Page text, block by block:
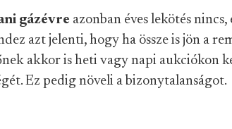
gázévre azonban éves lekötés
azt jelenti, hogy ha össze is jön a
akkor is heti vagy napi aukciókon
Ez pedig növeli a bizonytalanságot.